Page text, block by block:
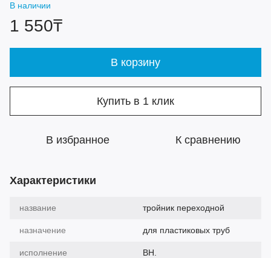
В наличии
1 550₸
В корзину
Купить в 1 клик
В избранное К сравнению
Характеристики
название тройник переходной
назначение для пластиковых труб
исполнение ВН.